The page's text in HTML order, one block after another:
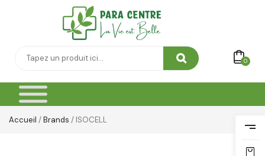
0
Accueil /Brands / ISOCELL